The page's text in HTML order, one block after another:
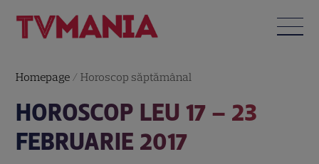
Homepage /Horoscop săptămânal
HOROSCOP LEU 17 – 23
FEBRUARIE 2017